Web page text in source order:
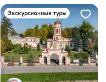
Экскурсионные туры